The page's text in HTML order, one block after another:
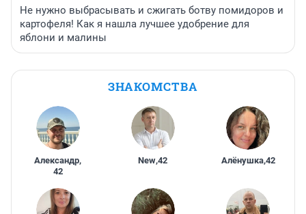
Не нужно выбрасывать и сжигать ботву помидоров и
картофеля! Как я нашла лучшее удобрение для
яблони и малины
ЗНАКОМСТВА
Александр,
42
New,42 Алёнушка,42